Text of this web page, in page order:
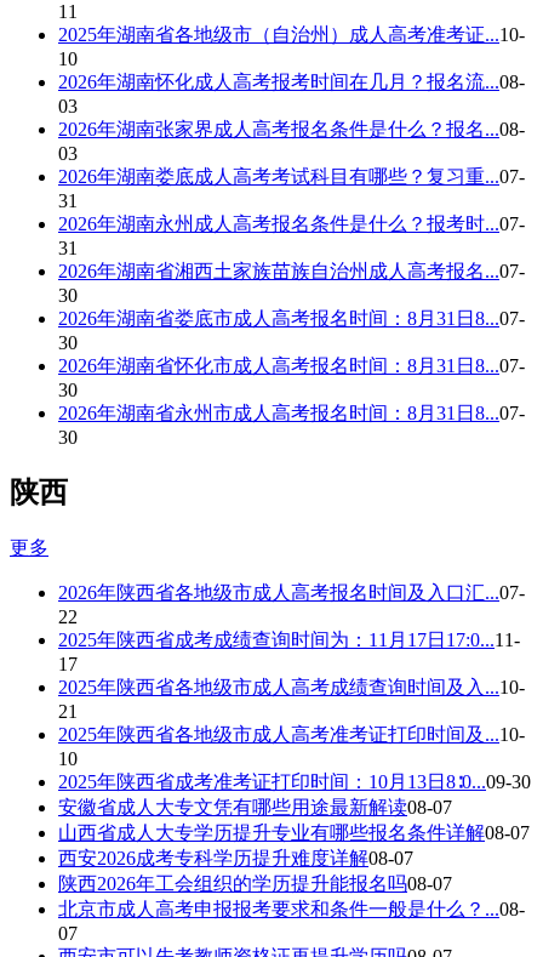
11
2025年湖南省各地级市（自治州）成人高考准考证...10-
10
2026年湖南怀化成人高考报考时间在几月？报名流...08-
03
2026年湖南张家界成人高考报名条件是什么？报名...08-
03
2026年湖南娄底成人高考考试科目有哪些？复习重...07-
31
2026年湖南永州成人高考报名条件是什么？报考时...07-
31
2026年湖南省湘西土家族苗族自治州成人高考报名...07-
30
2026年湖南省娄底市成人高考报名时间：8月31日8...07-
30
2026年湖南省怀化市成人高考报名时间：8月31日8...07-
30
2026年湖南省永州市成人高考报名时间：8月31日8...07-
30
陕西
更多
2026年陕西省各地级市成人高考报名时间及入口汇...07-
22
2025年陕西省成考成绩查询时间为：11月17日17:0...11-
17
2025年陕西省各地级市成人高考成绩查询时间及入...10-
21
2025年陕西省各地级市成人高考准考证打印时间及...10-
10
2025年陕西省成考准考证打印时间：10月13日8∶0...09-30
安徽省成人大专文凭有哪些用途最新解读08-07
山西省成人大专学历提升专业有哪些报名条件详解08-07
西安2026成考专科学历提升难度详解08-07
陕西2026年工会组织的学历提升能报名吗08-07
北京市成人高考申报报考要求和条件一般是什么？...08-
07